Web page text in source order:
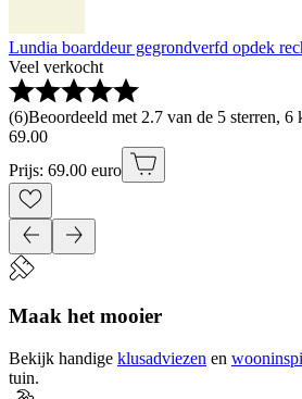
Lundia boarddeur gegrondverfd opdek
Veel verkocht
(6)Beoordeeld met 2.7 van de 5 sterren, 6
69.00
Prijs: 69.00 euro
Maak het mooier
Bekijk handige klusadviezen en
tuin.